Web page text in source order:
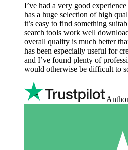
I’ve had a very good
has a huge selection of high
it’s easy to find something
search tools work well
overall quality is much better
has been especially useful for
and I’ve found plenty of
would otherwise be difficult to